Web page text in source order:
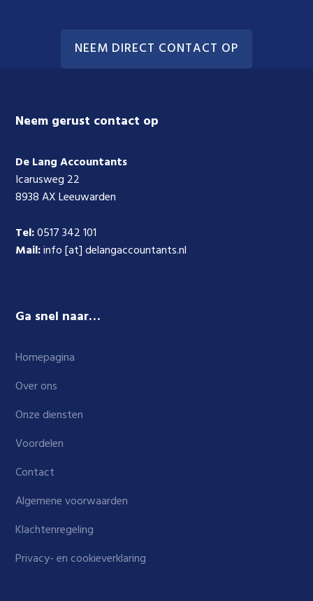
NEEM DIRECT CONTACT OP
Footer
Neem gerust contact op
De Lang Accountants
Icarusweg 22
8938 AX Leeuwarden
Tel:0517 342 101
Mail:info [at] delangaccountants.nl
Ga snel naar…
Homepagina
Over ons
Onze diensten
Voordelen
Contact
Algemene voorwaarden
Klachtenregeling
Privacy- en cookieverklaring